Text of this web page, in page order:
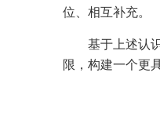
位、相互补充。
基于上述认
限，构建一个更